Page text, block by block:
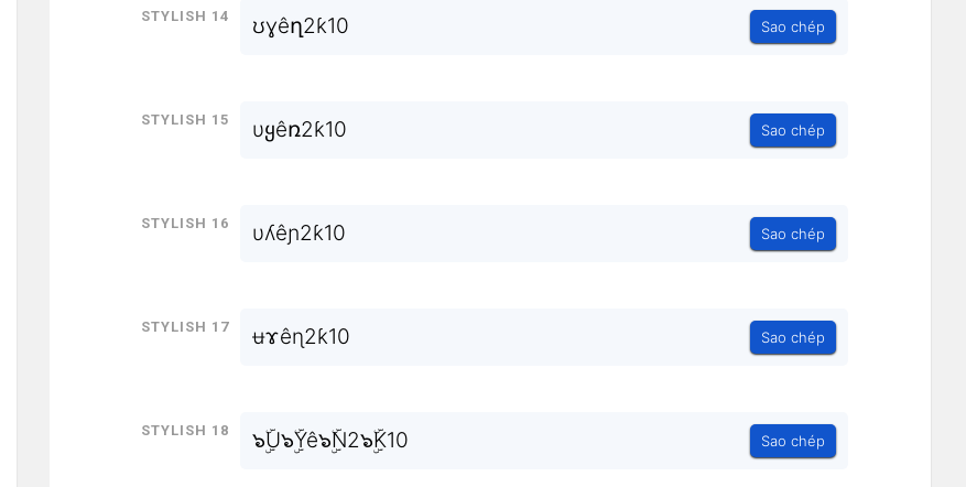
Stylish 14 ʊɣêղ2ƙ10 Sao chép
Stylish 15 υყêռ2ƙ10 Sao chép
Stylish 16 υʎêɲ2ƙ10 Sao chép
Stylish 17 ʉɤêɳ2ƙ10 Sao chép
Stylish 18 ๖ۣۜU๖ۣۜYê๖ۣۜN2๖ۣۜK10 Sao chép